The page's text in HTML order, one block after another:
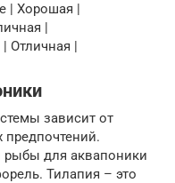
| Хорошая |
|
Отличная |
зависит от
предпочтений.
для аквапоники
Тилапия – это